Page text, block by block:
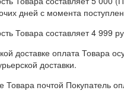
дней с момента
Товара составляет 4 999
доставке оплата Товара
доставки.
Товара почтой Покупатель